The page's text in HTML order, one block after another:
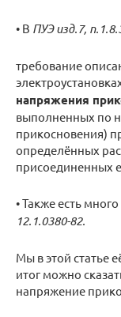
• В ПУЭ изд.7,
требование
напряжения
выполненных по
прикосновения)
определённых
присоединенных
• Также есть
12.1.0380-82.
Мы в этой статье
итог можно
напряжение